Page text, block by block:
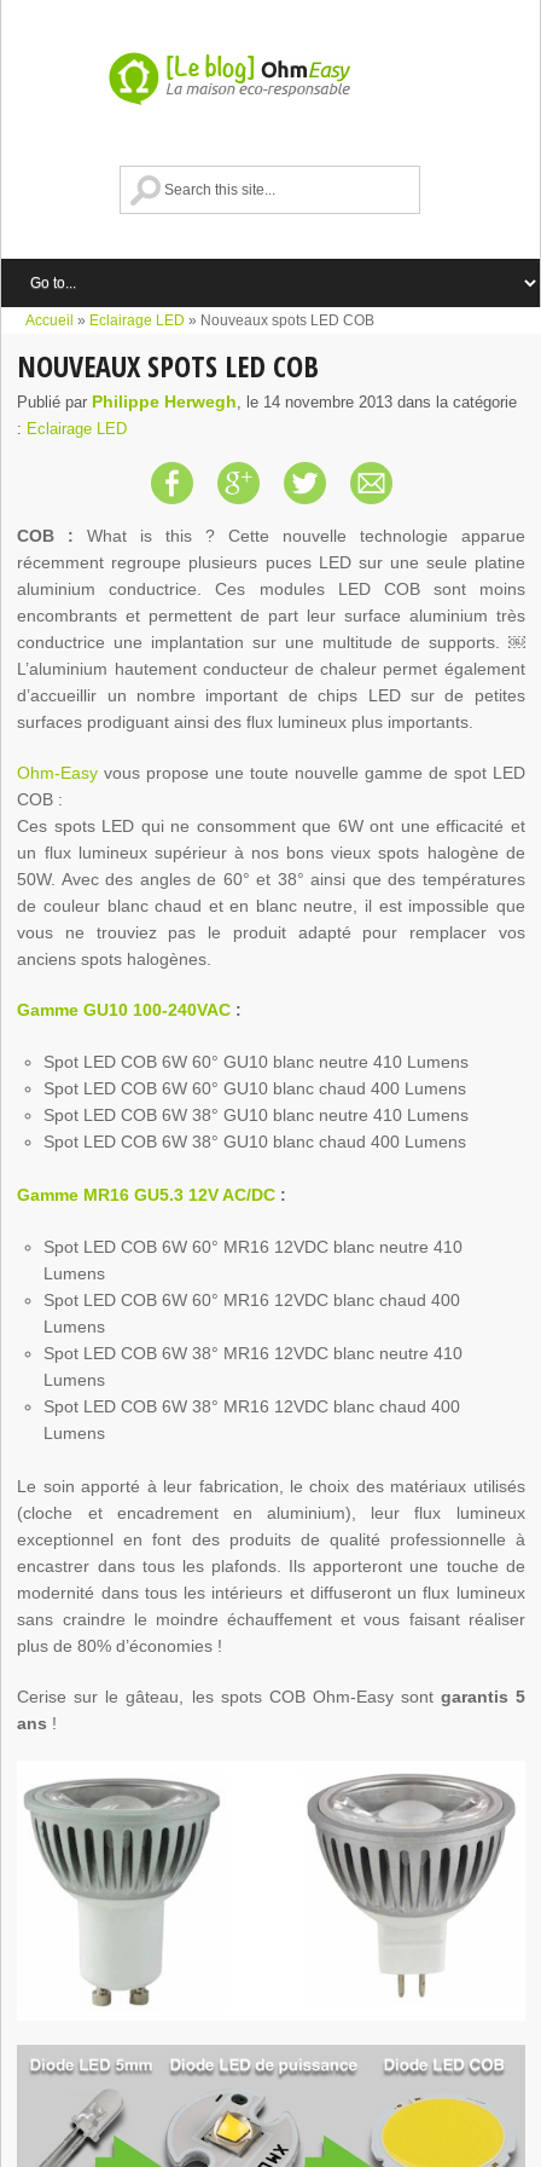
Accueil » Eclairage LED » Nouveaux spots LED COB
NOUVEAUX SPOTS LED COB
Publié par Philippe Herwegh, le 14 novembre 2013 dans la catégorie
: Eclairage LED
COB :What is this ? Cette nouvelle technologie apparue
récemment regroupe plusieurs puces LED sur une seule platine
aluminium conductrice. Ces modules LED COB sont moins
encombrants et permettent de part leur surface aluminium très
conductrice une implantation sur une multitude de supports. ￼
L’aluminium hautement conducteur de chaleur permet également
d’accueillir un nombre important de chips LED sur de petites
surfaces prodiguant ainsi des flux lumineux plus importants.
Ohm-Easy vous propose une toute nouvelle gamme de spot LED
COB :
Ces spots LED qui ne consomment que 6W ont une efficacité et
un flux lumineux supérieur à nos bons vieux spots halogène de
50W. Avec des angles de 60° et 38° ainsi que des températures
de couleur blanc chaud et en blanc neutre, il est impossible que
vous ne trouviez pas le produit adapté pour remplacer vos
anciens spots halogènes.
Gamme GU10 100-240VAC :
Spot LED COB 6W 60° GU10 blanc neutre 410 Lumens
Spot LED COB 6W 60° GU10 blanc chaud 400 Lumens
Spot LED COB 6W 38° GU10 blanc neutre 410 Lumens
Spot LED COB 6W 38° GU10 blanc chaud 400 Lumens
Gamme MR16 GU5.3 12V AC/DC :
Spot LED COB 6W 60° MR16 12VDC blanc neutre 410
Lumens
Spot LED COB 6W 60° MR16 12VDC blanc chaud 400
Lumens
Spot LED COB 6W 38° MR16 12VDC blanc neutre 410
Lumens
Spot LED COB 6W 38° MR16 12VDC blanc chaud 400
Lumens
Le soin apporté à leur fabrication, le choix des matériaux utilisés
(cloche et encadrement en aluminium), leur flux lumineux
exceptionnel en font des produits de qualité professionnelle à
encastrer dans tous les plafonds. Ils apporteront une touche de
modernité dans tous les intérieurs et diffuseront un flux lumineux
sans craindre le moindre échauffement et vous faisant réaliser
plus de 80% d’économies !
Cerise sur le gâteau, les spots COB Ohm-Easy sont garantis 5
ans !